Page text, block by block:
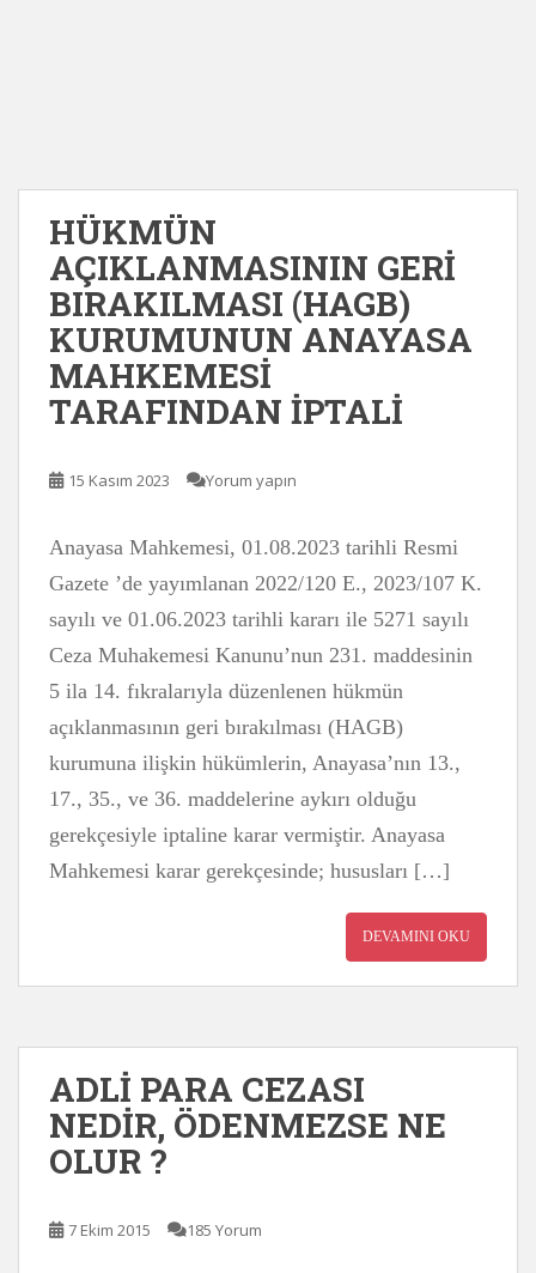
HÜKMÜN
AÇIKLANMASININ GERİ
BIRAKILMASI (HAGB)
KURUMUNUN ANAYASA
MAHKEMESİ
TARAFINDAN İPTALİ
15 Kasım 2023 Yorum yapın
Anayasa Mahkemesi, 01.08.2023 tarihli Resmi
Gazete ’de yayımlanan 2022/120 E., 2023/107 K.
sayılı ve 01.06.2023 tarihli kararı ile 5271 sayılı
Ceza Muhakemesi Kanunu’nun 231. maddesinin
5 ila 14. fıkralarıyla düzenlenen hükmün
açıklanmasının geri bırakılması (HAGB)
kurumuna ilişkin hükümlerin, Anayasa’nın 13.,
17., 35., ve 36. maddelerine aykırı olduğu
gerekçesiyle iptaline karar vermiştir. Anayasa
Mahkemesi karar gerekçesinde; hususları […]
DEVAMINI OKU
ADLİ PARA CEZASI
NEDİR, ÖDENMEZSE NE
OLUR ?
7 Ekim 2015 185 Yorum